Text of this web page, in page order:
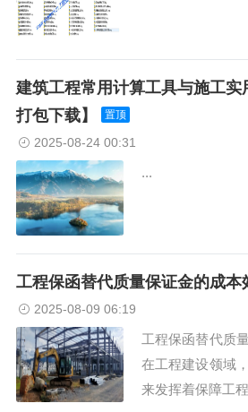
建筑工程常用计算工具与施工实
打包下载】
置顶
2025-08-24 00:31
...
工程保函替代质量保证金的成本
2025-08-09 06:19
工程保函替代质
在工程建设领域
来发挥着保障工